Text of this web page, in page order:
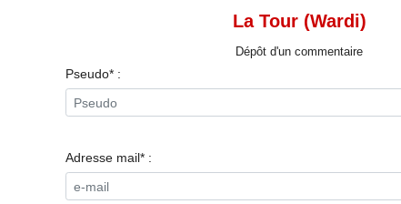
La Tour (Wardi)
Dépôt d'un commentaire
Pseudo* :
Adresse mail* :